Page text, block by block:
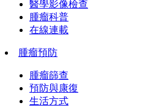
醫學影像檢查
腫瘤科普
在線連載
腫瘤預防
腫瘤篩查
預防與康復
生活方式